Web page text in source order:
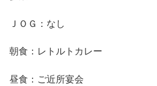
ＪＯＧ：なし
朝食：レトルトカレー
昼食：ご近所宴会